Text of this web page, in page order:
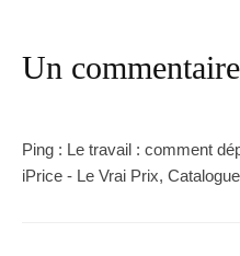
Un commentaire
Ping : Le travail : comment
iPrice - Le Vrai Prix,